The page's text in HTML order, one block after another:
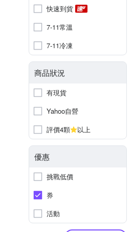
快速到貨
7-11常溫
7-11冷凍
商品狀況
有現貨
Yahoo自營
評價4顆
以上
優惠
挑戰低價
券
活動